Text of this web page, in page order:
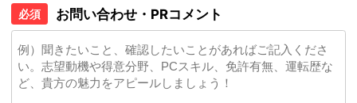
必須 お問い合わせ・PRコメント